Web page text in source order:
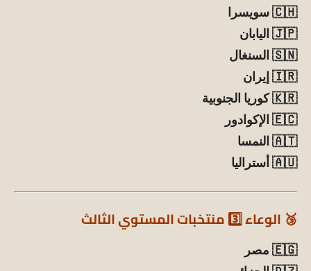
🇨🇭 سويسرا
🇯🇵 اليابان
🇸🇳 السنغال
🇮🇷 إيران
🇰🇷 كوريا الجنوبية
🇪🇨 الإكوادور
🇦🇹 النمسا
🇦🇺 أستراليا
🥉 الوعاء 3️⃣ منتخبات المستوي الثالث
🇪🇬 مصر